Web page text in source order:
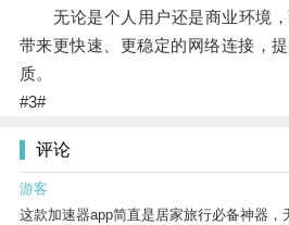
无论是个人用户还是商业环境，
带来更快速、更稳定的网络连接，
质。
#3#
评论
游客
这款加速器app简直是居家旅行必备神器